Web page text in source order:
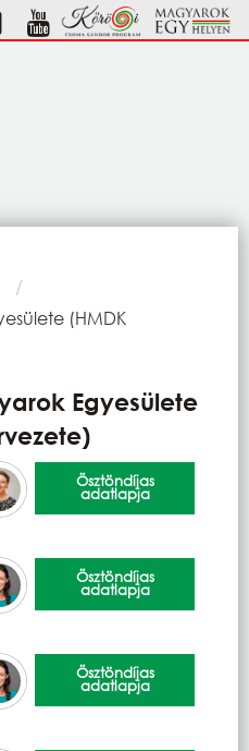
(HMDK
Egyesülete
Ösztöndíjas
adatlapja
Ösztöndíjas
adatlapja
Ösztöndíjas
adatlapja